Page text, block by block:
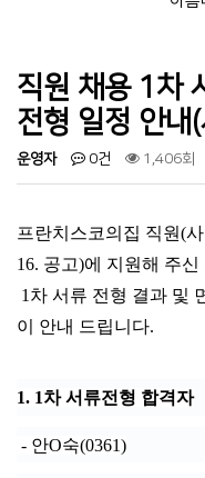
직원 채용 1차
전형 일정 안내
운영자 0건 1,406회
프란치스코의집 직원(
16. 공고)에 지원해 주신
1차 서류 전형 결과 및
이 안내 드립니다.
1. 1차 서류전형 합격자
- 안O숙(0361)